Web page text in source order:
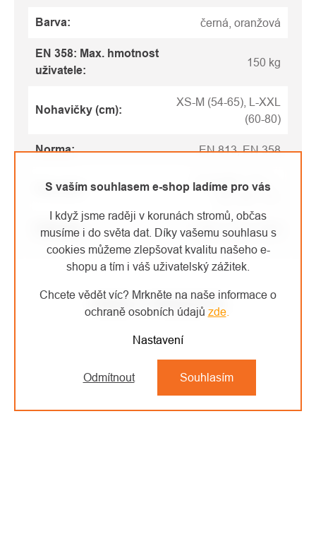
S vaším souhlasem e-shop ladíme pro vás
I když jsme raději v korunách stromů, občas
musíme i do světa dat. Díky vašemu souhlasu s
cookies můžeme zlepšovat kvalitu našeho e-
shopu a tím i váš uživatelský zážitek.
Chcete vědět víc? Mrkněte na naše informace o
ochraně osobních údajů zde.
Nastavení
Odmítnout Souhlasím
Barva: černá, oranžová
EN 358: Max. hmotnost
uživatele:
150 kg
Nohavičky (cm):
XS-M (54-65), L-XXL
(60-80)
Norma: EN 813, EN 358
Pas (cm):
XS-M (66-110), L-
Váha (g) 1454, 1519, 1586
VIDEO K PRODUKTU